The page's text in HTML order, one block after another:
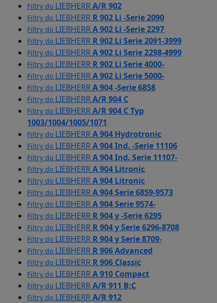
Filtry do LIEBHERRA/R 902
Filtry do LIEBHERR R 902 Li -Serie 2090
Filtry do LIEBHERRA 902 Li -Serie 2297
Filtry do LIEBHERR R 902 Li Serie 2091-3999
Filtry do LIEBHERRA 902 Li Serie 2298-4999
Filtry do LIEBHERR R 902 Li Serie 4000-
Filtry do LIEBHERRA 902 Li Serie 5000-
Filtry do LIEBHERRA 904 -Serie 6858
Filtry do LIEBHERRA/R 904 C
Filtry do LIEBHERRA/R 904 C Typ
1003/1004/1005/1071
Filtry do LIEBHERRA 904 Hydrotronic
Filtry do LIEBHERRA 904 Ind. -Serie 11106
Filtry do LIEBHERRA 904 Ind. Serie 11107-
Filtry do LIEBHERRA 904 Litronic
Filtry do LIEBHERRA 904 Litronic
Filtry do LIEBHERRA 904 Serie 6859-9573
Filtry do LIEBHERRA 904 Serie 9574-
Filtry do LIEBHERR R 904 y -Serie 6295
Filtry do LIEBHERR R 904 y Serie 6296-8708
Filtry do LIEBHERR R 904 y Serie 8709-
Filtry do LIEBHERR R 906 Advanced
Filtry do LIEBHERR R 906 Classic
Filtry do LIEBHERRA 910 Compact
Filtry do LIEBHERRA/R 911 B;C
Filtry do LIEBHERRA/R 912